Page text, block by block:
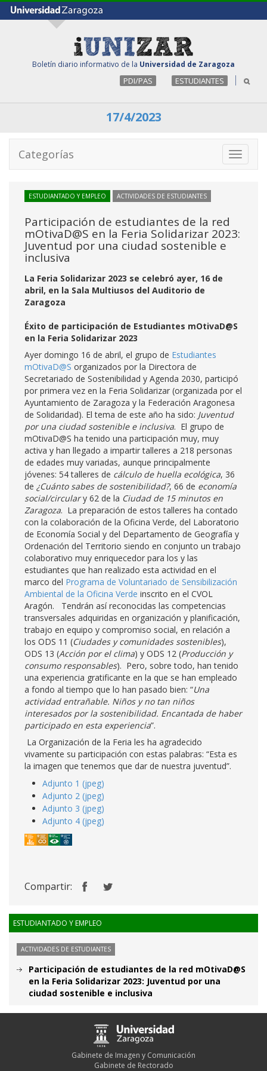
Boletín diario informativo de la Universidad de Zaragoza
PDI/PAS ESTUDIANTES
17/4/2023
Toggle
Categorías
ESTUDIANTADO Y EMPLEO ACTIVIDADES DE ESTUDIANTES
Participación de estudiantes de la red
mOtivaD@S en la Feria Solidarizar 2023:
Juventud por una ciudad sostenible e
inclusiva
La Feria Solidarizar 2023 se celebró ayer, 16 de
abril, en la Sala Multiusos del Auditorio de
Zaragoza
Éxito de participación de Estudiantes mOtivaD@S
en la Feria Solidarizar 2023
Ayer domingo 16 de abril, el grupo de Estudiantes
mOtivaD@S organizados por la Directora de
Secretariado de Sostenibilidad y Agenda 2030, participó
por primera vez en la Feria Solidarizar (organizada por el
Ayuntamiento de Zaragoza y la Federación Aragonesa
de Solidaridad). El tema de este año ha sido: Juventud
por una ciudad sostenible e inclusiva. El grupo de
mOtivaD@S ha tenido una participación muy, muy
activa y han llegado a impartir talleres a 218 personas
de edades muy variadas, aunque principalmente
jóvenes: 54 talleres de cálculo de huella ecológica, 36
de ¿Cuánto sabes de sostenibilidad?, 66 de economía
social/circulary 62 de la Ciudad de 15 minutos en
Zaragoza. La preparación de estos talleres ha contado
con la colaboración de la Oficina Verde, del Laboratorio
de Economía Social y del Departamento de Geografía y
Ordenación del Territorio siendo en conjunto un trabajo
colaborativo muy enriquecedor para los y las
estudiantes que han realizado esta actividad en el
marco del Programa de Voluntariado de Sensibilización
Ambiental de la Oficina Verde inscrito en el CVOL
Aragón. Tendrán así reconocidas las competencias
transversales adquiridas en organización y planificación,
trabajo en equipo y compromiso social, en relación a
los ODS 11 (Ciudades y comunidades sostenibles),
ODS 13 (Acción por el clima) y ODS 12 (Producción y
consumo responsables). Pero, sobre todo, han tenido
una experiencia gratificante en la que se han empleado
a fondo al tiempo que lo han pasado bien: “Una
actividad entrañable. Niños y no tan niños
interesados por la sostenibilidad. Encantada de haber
participado en esta experiencia”.
La Organización de la Feria les ha agradecido
vivamente su participación con estas palabras: “Esta es
la imagen que tenemos que dar de nuestra juventud”.
Adjunto 1 (jpeg)
Adjunto 2 (jpeg)
Adjunto 3 (jpeg)
Adjunto 4 (jpeg)
Compartir:
ESTUDIANTADO Y EMPLEO
ACTIVIDADES DE ESTUDIANTES
Participación de estudiantes de la red mOtivaD@S
en la Feria Solidarizar 2023: Juventud por una
ciudad sostenible e inclusiva
Gabinete de Imagen y Comunicación
Gabinete de Rectorado